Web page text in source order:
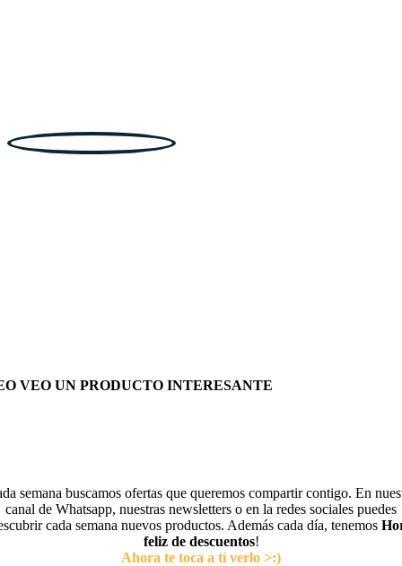
VEO UN PRODUCTO INTERESANTE
semana buscamos ofertas que queremos compartir contigo. En
canal de Whatsapp, nuestras newsletters o en la redes sociales puedes
cada semana nuevos productos. Además cada día, tenemos
feliz de descuentos!
Ahora te toca a tí verlo >:)